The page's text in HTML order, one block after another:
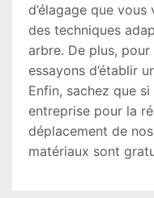
d’élagage que
des techniques
arbre. De plus,
essayons d’établir
Enfin, sachez que
entreprise pour la
déplacement de
matériaux sont